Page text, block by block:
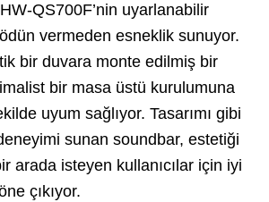
QS700F’nin uyarlanabilir
vermeden esneklik sunuyor.
bir duvara monte edilmiş bir
bir masa üstü kurulumuna
uyum sağlıyor. Tasarımı gibi
sunan soundbar, estetiği
arada isteyen kullanıcılar için iyi
çıkıyor.